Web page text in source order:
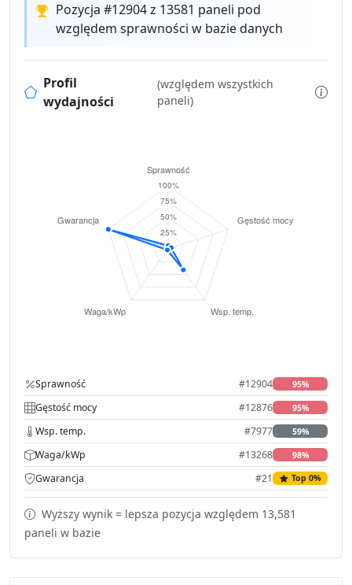
Pozycja #12904 z 13581 paneli pod
względem sprawności w bazie danych
Profil
wydajności
(względem wszystkich
paneli)
Sprawność #12904 95%
Gęstość mocy #12876 95%
Wsp. temp. #7977 59%
Waga/kWp #13268 98%
Gwarancja #21 Top 0%
Wyższy wynik = lepsza pozycja względem 13,581
paneli w bazie